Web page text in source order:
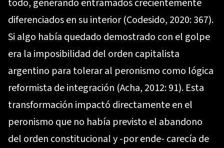
todo, generando entramados crecientemente
diferenciados en su interior (Codesido, 2020: 367).
Si algo había quedado demostrado con el golpe
era la imposibilidad del orden capitalista
argentino para tolerar al peronismo como lógica
reformista de integración (Acha, 2012: 91). Esta
transformación impactó directamente en el
peronismo que no había previsto el abandono
del orden constitucional y -por ende- carecía de